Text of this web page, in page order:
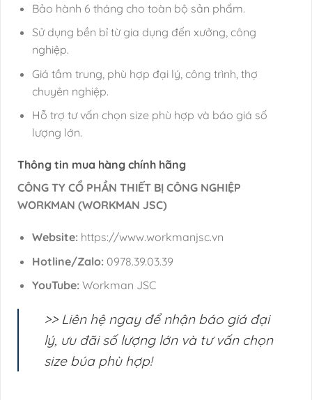
Bảo hành 6 tháng cho toàn bộ sản phẩm.
Sử dụng bền bỉ từ gia dụng đến xưởng, công
nghiệp.
Giá tầm trung, phù hợp đại lý, công trình, thợ
chuyên nghiệp.
Hỗ trợ tư vấn chọn size phù hợp và báo giá số
lượng lớn.
Thông tin mua hàng chính hãng
CÔNG TY CỔ PHẦN THIẾT BỊ CÔNG NGHIỆP
WORKMAN (WORKMAN JSC)
Website:https://www.workmanjsc.vn
Hotline/Zalo:0978.39.03.39
YouTube:Workman JSC
>> Liên hệ ngay để nhận báo giá đại
lý, ưu đãi số lượng lớn và tư vấn chọn
size búa phù hợp!